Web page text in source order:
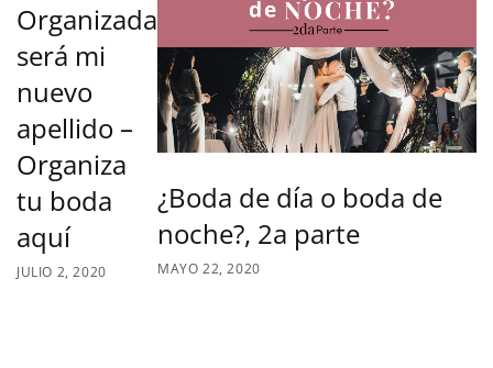
Organizada
será mi
nuevo
apellido –
Organiza
tu boda
aquí
JULIO 2, 2020
¿Boda de día o boda de
noche?, 2a parte
MAYO 22, 2020